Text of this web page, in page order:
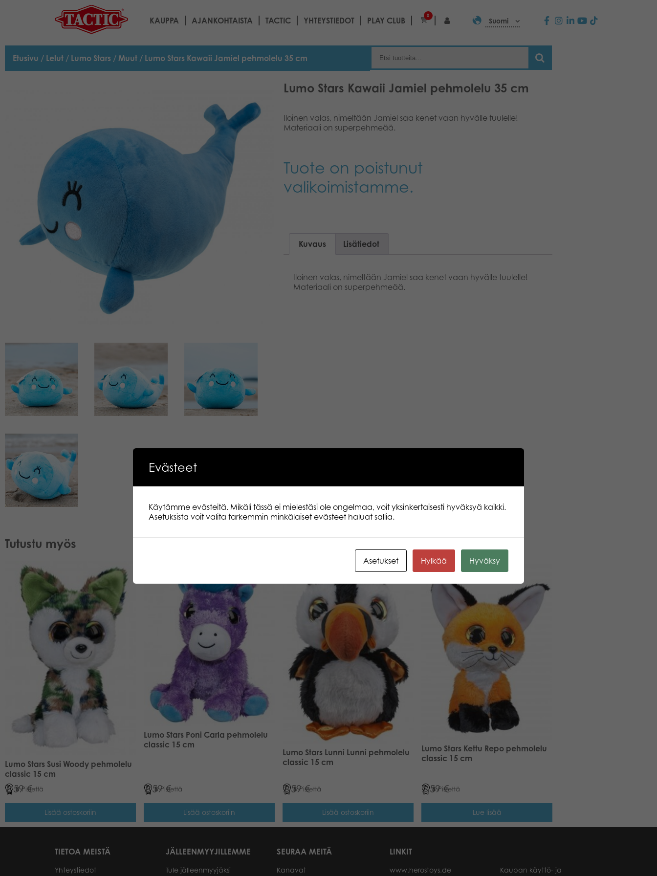
KAUPPA AJANKOHTAISTA TACTIC YHTEYSTIEDOT PLAY CLUB
0
Suomi
Etusivu / Lelut / Lumo Stars / Muut / Lumo Stars Kawaii Jamiel pehmolelu 35 cm
Lumo Stars Kawaii Jamiel pehmolelu 35 cm
Iloinen valas, nimeltään Jamiel saa kenet vaan hyvälle tuulelle!
Materiaali on superpehmeää.
Tuote on poistunut
valikoimistamme.
Kuvaus Lisätiedot
Iloinen valas, nimeltään Jamiel saa kenet vaan hyvälle tuulelle!
Materiaali on superpehmeää.
Tutustu myös
Lumo Stars Susi Woody pehmolelu
classic 15 cm
7,59€
8 Pistettä
Lisää ostoskoriin
Lumo Stars Poni Carla pehmolelu
classic 15 cm
7,59€
8 Pistettä
Lisää ostoskoriin
Lumo Stars Lunni Lunni pehmolelu
classic 15 cm
7,59€
8 Pistettä
Lisää ostoskoriin
Lumo Stars Kettu Repo pehmolelu
classic 15 cm
7,59€
8 Pistettä
Lue lisää
TIETOA MEISTÄ
Yhteystiedot
JÄLLEENMYYJILLEMME
Tule jälleenmyyjäksi
SEURAA MEITÄ
Kanavat
LINKIT
www.herostoys.de Kaupan käyttö- ja
Evästeet
Käytämme evästeitä. Mikäli tässä ei mielestäsi ole ongelmaa, voit yksinkertaisesti hyväksyä kaikki.
Asetuksista voit valita tarkemmin minkälaiset evästeet haluat sallia.
Asetukset Hylkää Hyväksy